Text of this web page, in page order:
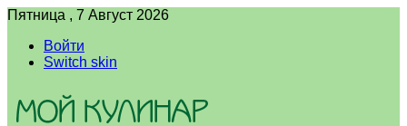
Пятница , 7 Август 2026
Войти
Switch skin